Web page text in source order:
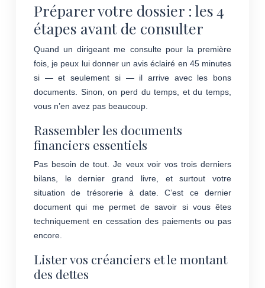
Préparer votre dossier : les 4
étapes avant de consulter
Quand un dirigeant me consulte pour la première
fois, je peux lui donner un avis éclairé en 45 minutes
si — et seulement si — il arrive avec les bons
documents. Sinon, on perd du temps, et du temps,
vous n’en avez pas beaucoup.
Rassembler les documents
financiers essentiels
Pas besoin de tout. Je veux voir vos trois derniers
bilans, le dernier grand livre, et surtout votre
situation de trésorerie à date. C’est ce dernier
document qui me permet de savoir si vous êtes
techniquement en cessation des paiements ou pas
encore.
Lister vos créanciers et le montant
des dettes